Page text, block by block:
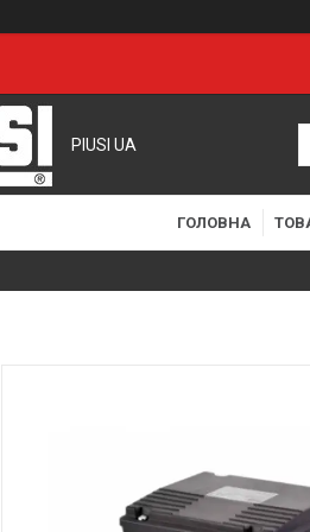
PIUSI UA
ГОЛОВНА